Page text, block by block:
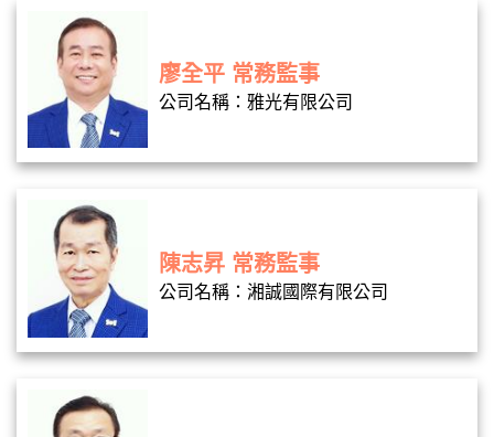
廖全平 常務監事
公司名稱：雅光有限公司
陳志昇 常務監事
公司名稱：湘誠國際有限公司